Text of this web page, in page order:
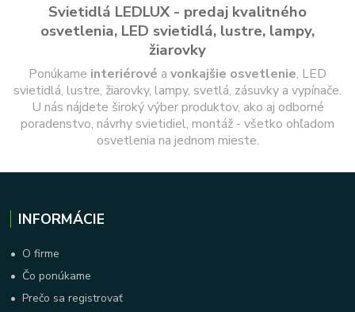
Svietidlá LEDLUX - predaj kvalitného
osvetlenia, LED svietidlá, lustre, lampy,
žiarovky
Ponúkame interiérové a vonkajšie osvetlenie, LED
svietidlá, lustre, žiarovky, lampy, svetlá, zásuvky a vypínače.
U nás nájdete široký výber produktov, ako aj odborné
poradenstvo, návrhy svietidiel, montáž - všetko ohľadom
osvetlenia na jednom mieste.
INFORMÁCIE
• O firme
• Čo ponúkame
•Prečo sa registrovať